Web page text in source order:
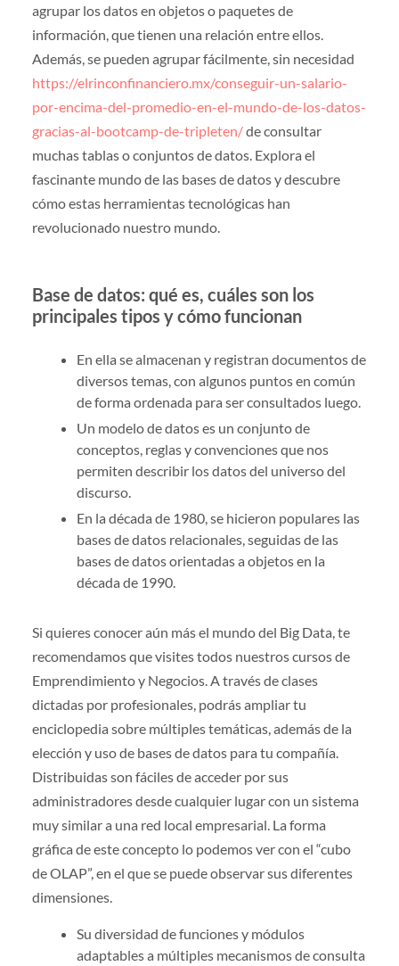
agrupar los datos en objetos o paquetes de
información, que tienen una relación entre ellos.
Además, se pueden agrupar fácilmente, sin necesidad
https://elrinconfinanciero.mx/conseguir-un-salario-
por-encima-del-promedio-en-el-mundo-de-los-datos-
gracias-al-bootcamp-de-tripleten/de consultar
muchas tablas o conjuntos de datos. Explora el
fascinante mundo de las bases de datos y descubre
cómo estas herramientas tecnológicas han
revolucionado nuestro mundo.
Base de datos: qué es, cuáles son los
principales tipos y cómo funcionan
En ella se almacenan y registran documentos de
diversos temas, con algunos puntos en común
de forma ordenada para ser consultados luego.
Un modelo de datos es un conjunto de
conceptos, reglas y convenciones que nos
permiten describir los datos del universo del
discurso.
En la década de 1980, se hicieron populares las
bases de datos relacionales, seguidas de las
bases de datos orientadas a objetos en la
década de 1990.
Si quieres conocer aún más el mundo del Big Data, te
recomendamos que visites todos nuestros cursos de
Emprendimiento y Negocios. A través de clases
dictadas por profesionales, podrás ampliar tu
enciclopedia sobre múltiples temáticas, además de la
elección y uso de bases de datos para tu compañía.
Distribuidas son fáciles de acceder por sus
administradores desde cualquier lugar con un sistema
muy similar a una red local empresarial. La forma
gráfica de este concepto lo podemos ver con el “cubo
de OLAP”, en el que se puede observar sus diferentes
dimensiones.
Su diversidad de funciones y módulos
adaptables a múltiples mecanismos de consulta